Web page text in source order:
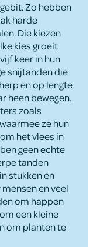
Zo hebben
harde
Die kiezen
kies groeit
keer in hun
snijtanden die
en op lengte
heen bewegen.
zoals
ze hun
het vlees in
geen echte
tanden
stukken en
en veel
om happen
een kleine
om planten te